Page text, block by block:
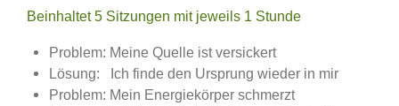
Beinhaltet 5 Sitzungen mit jeweils 1 Stunde
Problem: Meine Quelle ist versickert
Lösung: Ich finde den Ursprung wieder in mir
Problem: Mein Energiekörper schmerzt